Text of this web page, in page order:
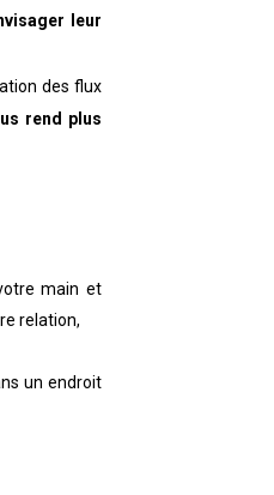
leur
des flux
rend plus
main et
relation,
un endroit